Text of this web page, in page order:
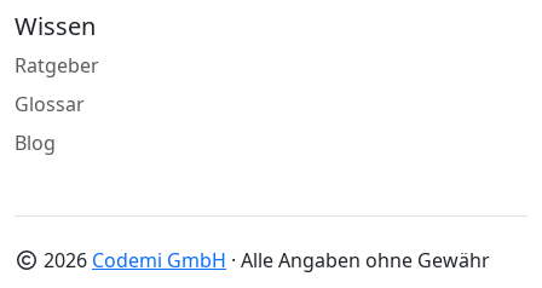
Wissen
Ratgeber
Glossar
Blog
2026 Codemi GmbH · Alle Angaben ohne Gewähr